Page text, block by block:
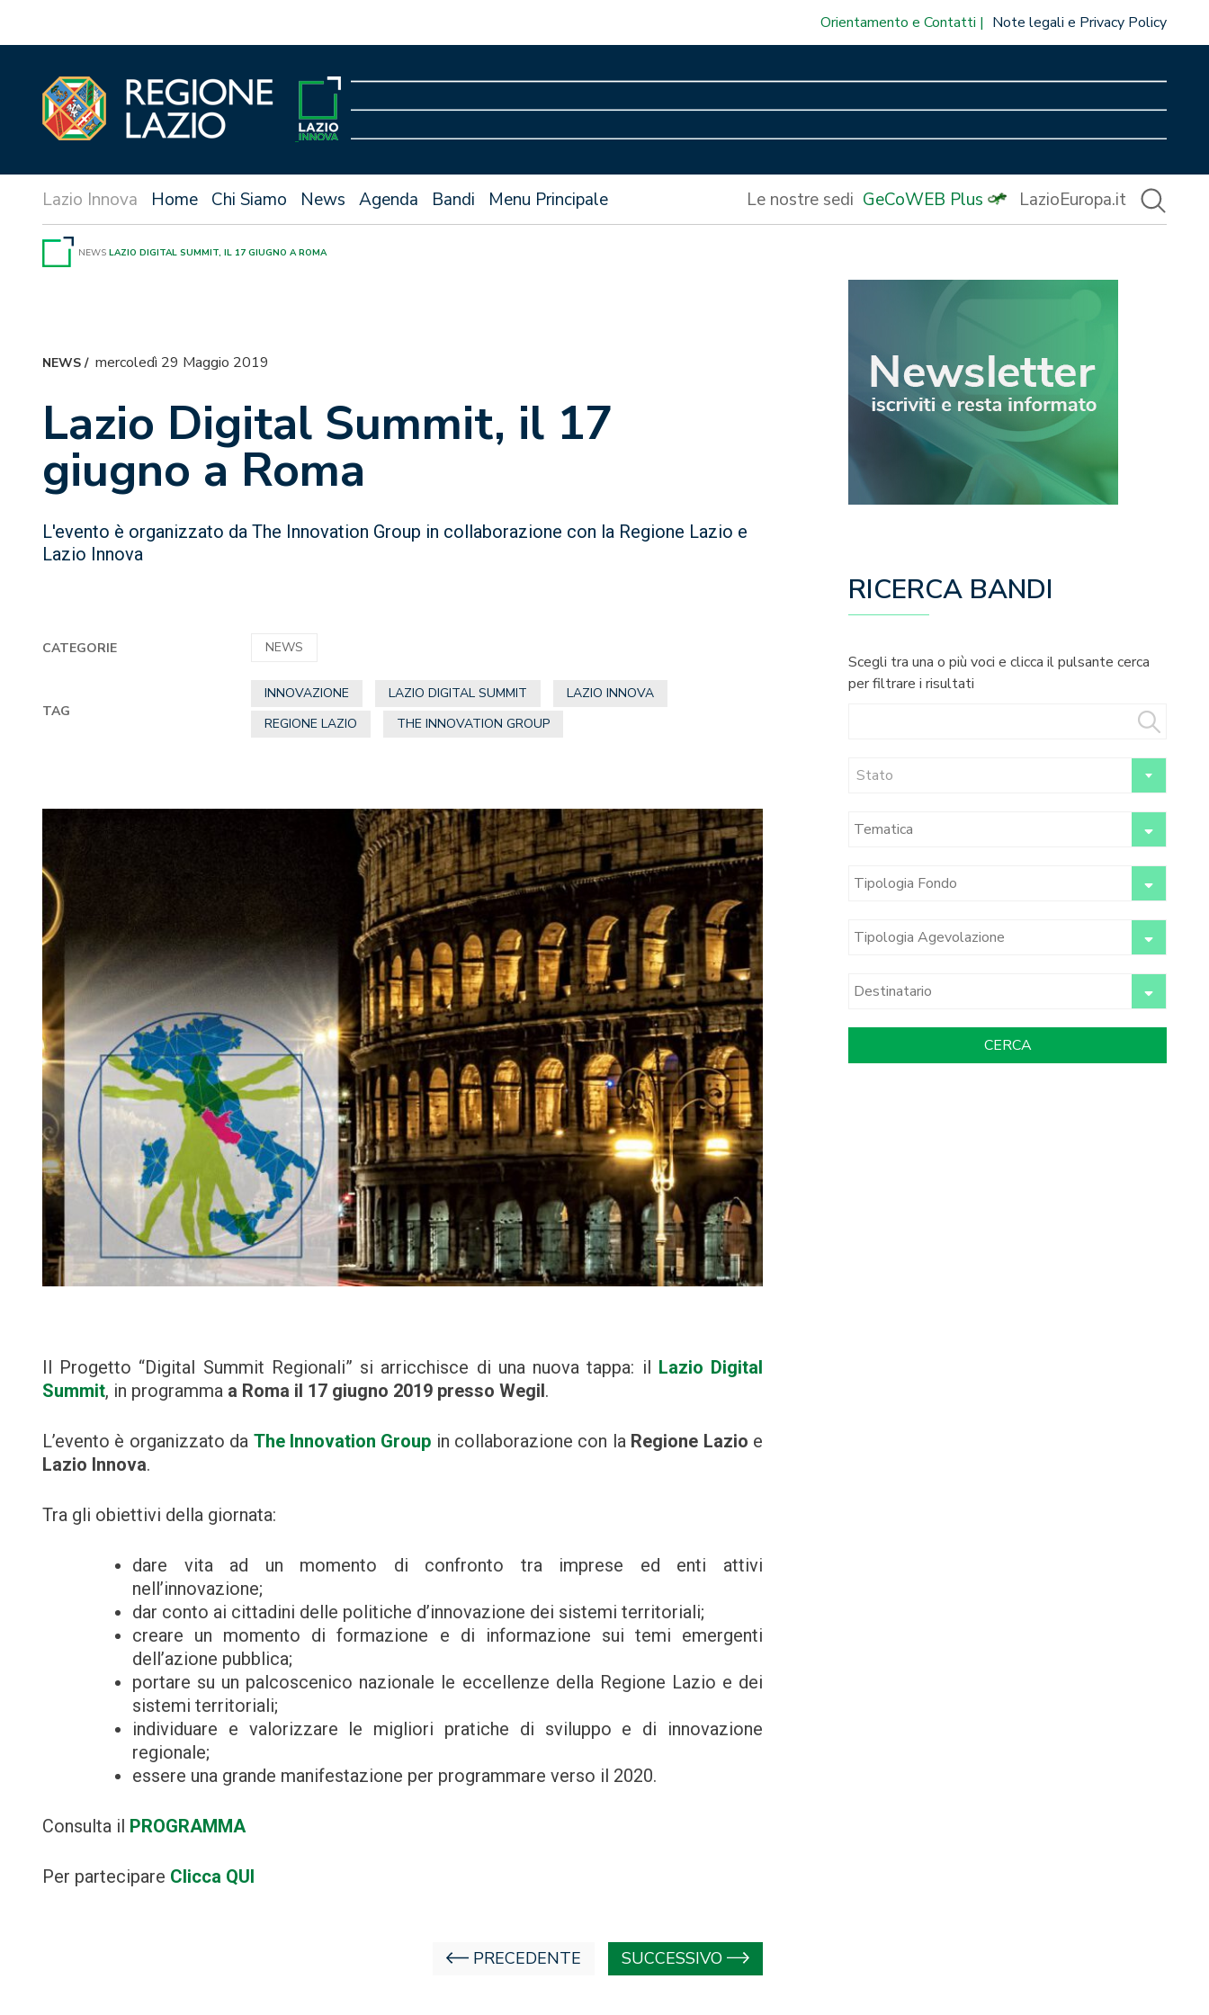
Orientamento e Contatti Note legali e Privacy Policy
Home Chi Siamo News Agenda Bandi Menu Principale Le nostre sedi GeCoWEB Plus LazioEuropa.it
NEWS LAZIO DIGITAL SUMMIT, IL 17 GIUGNO A ROMA
NEWS/ mercoledì 29 Maggio 2019
Lazio Digital Summit, il 17
giugno a Roma
L'evento è organizzato da The Innovation Group in collaborazione con la Regione Lazio e
Lazio Innova
CATEGORIE NEWS
TAG
INNOVAZIONE LAZIO DIGITAL SUMMIT
LAZIO INNOVA
REGIONE LAZIO
THE INNOVATION GROUP
Il Progetto “Digital Summit Regionali” si arricchisce di una nuova tappa: il Lazio Digital
Summit, in programma a Roma il 17 giugno 2019 presso Wegil.
L’evento è organizzato da The Innovation Group in collaborazione con la Regione Lazio e
Lazio Innova.
Tra gli obiettivi della giornata:
dare vita ad un momento di confronto tra imprese ed enti attivi
nell’innovazione;
dar conto ai cittadini delle politiche d’innovazione dei sistemi territoriali;
creare un momento di formazione e di informazione sui temi emergenti
dell’azione pubblica;
portare su un palcoscenico nazionale le eccellenze della Regione Lazio e dei
sistemi territoriali;
individuare e valorizzare le migliori pratiche di sviluppo e di innovazione
regionale;
essere una grande manifestazione per programmare verso il 2020.
Consulta il PROGRAMMA
Per partecipare Clicca QUI
PRECEDENTE SUCCESSIVO
RICERCA BANDI
Scegli tra una o più voci e clicca il pulsante cerca
per filtrare i risultati
Stato